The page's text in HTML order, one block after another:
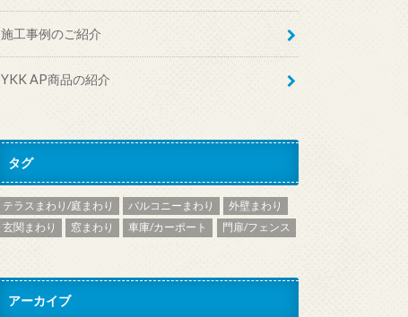
施工事例のご紹介
YKK AP商品の紹介
タグ
テラスまわり/庭まわり バルコニーまわり
外壁まわり
玄関まわり
窓まわり 車庫/カーポート 門扉/フェンス
アーカイブ